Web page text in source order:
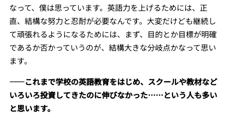
なって、僕は思っています。英語力を上げるためには、正
直、結構な努力と忍耐が必要なんです。大変だけども継続し
て頑張れるようになるためには、まず、目的とか目標が明確
であるか否かっていうのが、結構大きな分岐点かなって思い
ます。
――これまで学校の英語教育をはじめ、スクールや教材など
いろいろ投資してきたのに伸びなかった……という人も多い
と思います。